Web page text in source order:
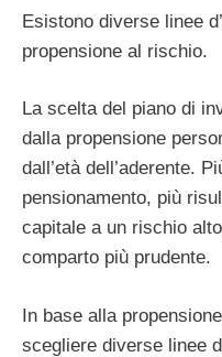
Esistono diverse linee
propensione al rischio.
La scelta del piano di
dalla propensione
dall’età dell’aderente.
pensionamento, più
capitale a un rischio
comparto più prudente.
In base alla
scegliere diverse linee